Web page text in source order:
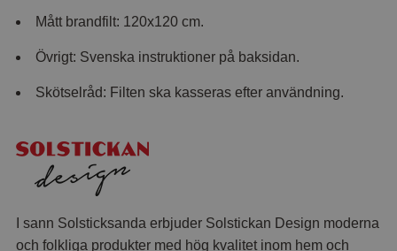
Mått brandfilt: 120x120 cm.
Övrigt: Svenska instruktioner på baksidan.
Skötselråd: Filten ska kasseras efter användning.
I sann Solsticksanda erbjuder Solstickan Design moderna
och folkliga produkter med hög kvalitet inom hem och